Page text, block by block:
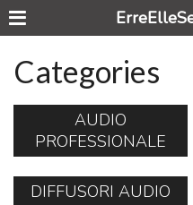
Categories
AUDIO
PROFESSIONALE
DIFFUSORI AUDIO